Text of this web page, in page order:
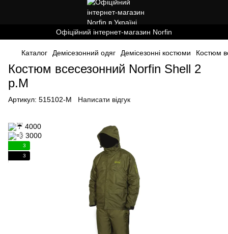
Офіційний інтернет-магазин Norfin
Каталог Демісезонний одяг Демісезонні костюми Костюм
Костюм всесезонний Norfin Shell 2
р.М
Артикул: 515102-M Написати відгук
3
3